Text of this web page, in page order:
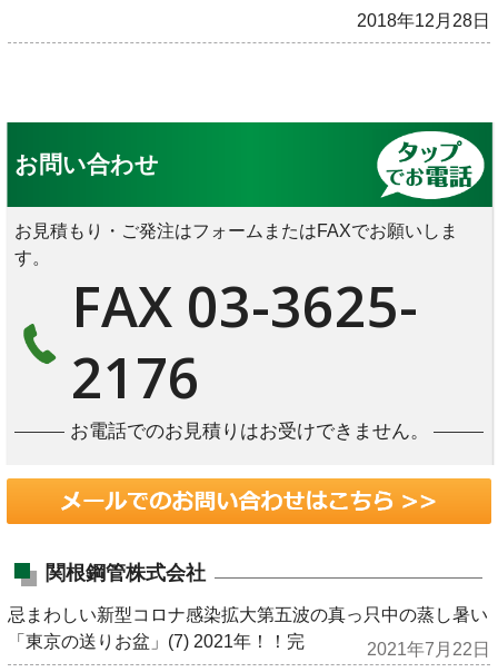
2018年12月28日
お問い合わせ
お見積もり・ご発注はフォームまたはFAXでお願いしま
す。
FAX 03-3625-
2176
お電話でのお見積りはお受けできません。
関根鋼管株式会社
忌まわしい新型コロナ感染拡大第五波の真っ只中の蒸し暑い
「東京の送りお盆」(7) 2021年！！完
2021年7月22日